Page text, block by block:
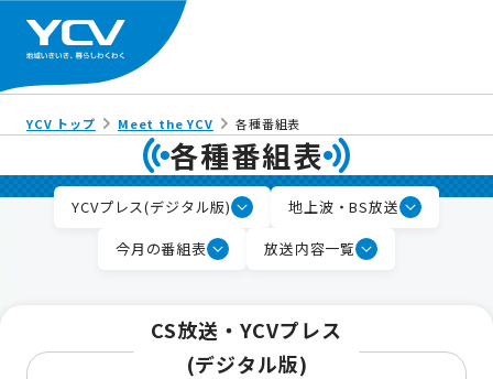
YCV トップ Meet the YCV 各種番組表
各種番組表
YCVプレス(デジタル版)
地上波・BS放送
今月の番組表
放送内容一覧
CS放送・YCVプレス
(デジタル版)